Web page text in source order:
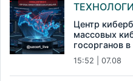
Центр
массовых
госорганов
15:52 | 07.08